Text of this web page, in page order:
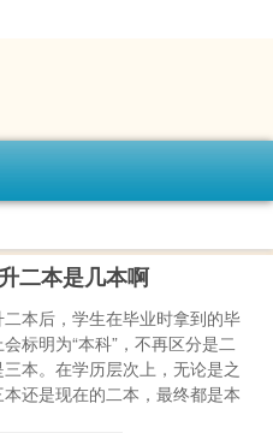
二本是几本啊
二本后，学生在毕业时拿到的毕
标明为“本科”，不再区分是二
本。在学历层次上，无论是之
还是现在的二本，最终都是本